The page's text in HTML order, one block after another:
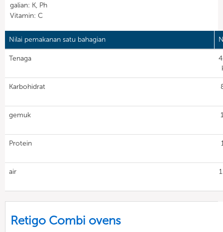
galian: K, Ph
Vitamin: C
Nilai pemakanan satu bahagian
Tenaga
Karbohidrat
gemuk
Protein
air
Retigo Combi ovens